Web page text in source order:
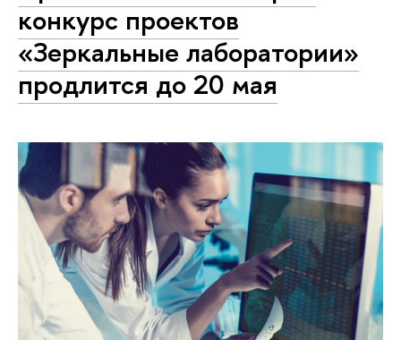
конкурс проектов
«Зеркальные лаборатории»
продлится до 20 мая